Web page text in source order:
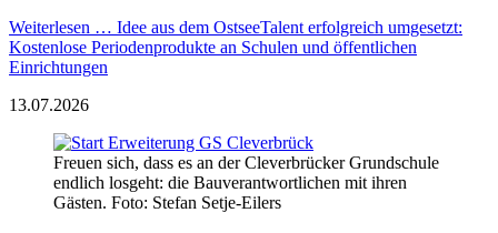
Weiterlesen … Idee aus dem OstseeTalent erfolgreich umgesetzt:
Kostenlose Periodenprodukte an Schulen und öffentlichen
Einrichtungen
13.07.2026
Freuen sich, dass es an der Cleverbrücker Grundschule
endlich losgeht: die Bauverantwortlichen mit ihren
Gästen. Foto: Stefan Setje-Eilers